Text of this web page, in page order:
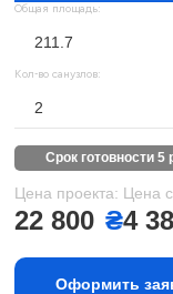
Общая площадь:
211.7
Кол-во санузлов:
2
срок готовности
Цена проекта:
22 800 ₴
Цена
4
Оформить